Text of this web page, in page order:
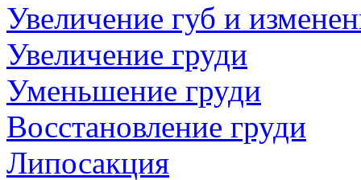
Увеличение губ и
Увеличение груди
Уменьшение груди
Восстановление груди
Липосакция